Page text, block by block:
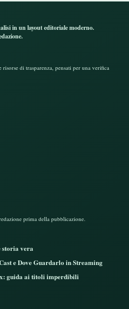
in un layout editoriale moderno.
di trasparenza, pensati per una verifica
prima della pubblicazione.
storia vera
e Dove Guardarlo in Streaming
guida ai titoli imperdibili